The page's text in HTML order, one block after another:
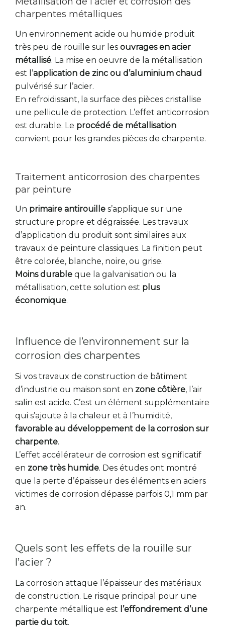
charpentes métalliques
Un environnement acide ou humide produit
très peu de rouille sur les ouvrages en acier
métallisé. La mise en oeuvre de la métallisation
est l’application de zinc ou d’aluminium chaud
pulvérisé sur l’acier.
En refroidissant, la surface des pièces cristallise
une pellicule de protection. L’effet anticorrosion
est durable. Le procédé de métallisation
convient pour les grandes pièces de charpente.
Traitement anticorrosion des charpentes
par peinture
Un primaire antirouille s’applique sur une
structure propre et dégraissée. Les travaux
d’application du produit sont similaires aux
travaux de peinture classiques. La finition peut
être colorée, blanche, noire, ou grise.
Moins durable que la galvanisation ou la
métallisation, cette solution est plus
économique.
Influence de l’environnement sur la
corrosion des charpentes
Si vos travaux de construction de bâtiment
d’industrie ou maison sont en zone côtière, l’air
salin est acide. C’est un élément supplémentaire
qui s’ajoute à la chaleur et à l’humidité,
favorable au développement de la corrosion sur
charpente.
L’effet accélérateur de corrosion est significatif
en zone très humide. Des études ont montré
que la perte d’épaisseur des éléments en aciers
victimes de corrosion dépasse parfois 0,1 mm par
an.
Quels sont les effets de la rouille sur
l’acier ?
La corrosion attaque l’épaisseur des matériaux
de construction. Le risque principal pour une
charpente métallique est l’effondrement d’une
partie du toit.